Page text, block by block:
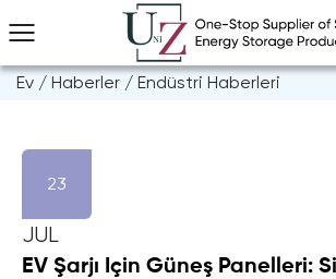
Ev / Haberler / Endüstri Haberleri
23
JUL
EV Şarjı Için Güneş Panelleri: